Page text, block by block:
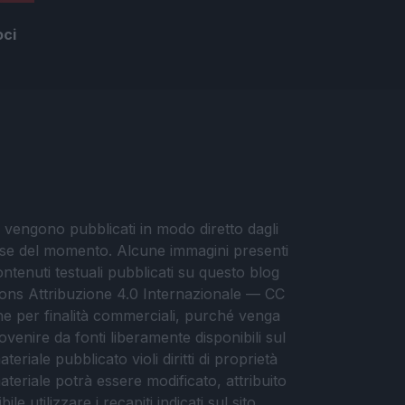
pubblicati in modo diretto dagli
del momento. Alcune immagini presenti
testuali pubblicati su questo blog
Attribuzione 4.0 Internazionale — CC
per finalità commerciali, purché venga
da fonti liberamente disponibili sul
pubblicato violi diritti di proprietà
potrà essere modificato, attribuito